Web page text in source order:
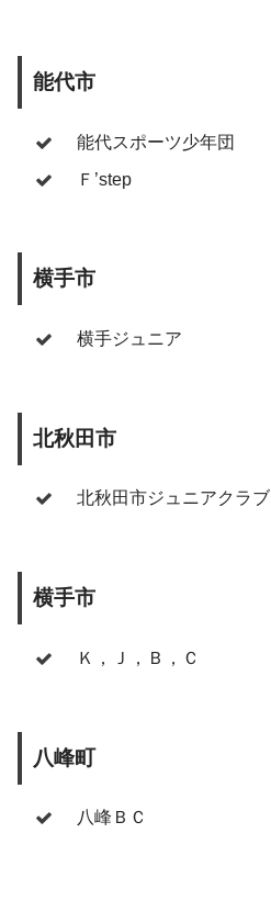
能代市
能代スポーツ少年団
Ｆ’step
横手市
横手ジュニア
北秋田市
北秋田市ジュニアクラブ
横手市
Ｋ，Ｊ，Ｂ，Ｃ
八峰町
八峰ＢＣ